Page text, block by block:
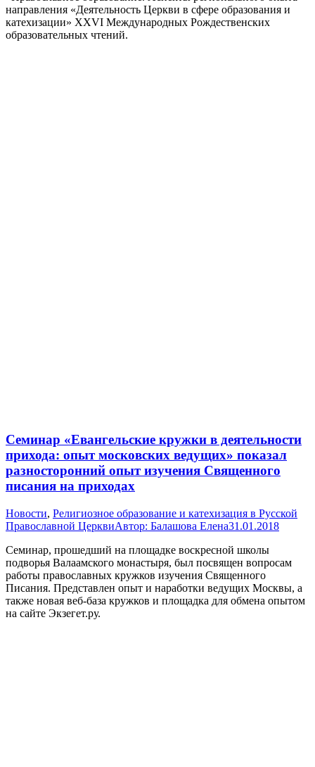
направления «Деятельность Церкви в сфере образования и
катехизации» XXVI Международных Рождественских
образовательных чтений.
Семинар «Евангельские кружки в деятельности
прихода: опыт московских ведущих» показал
разносторонний опыт изучения Священного
писания на приходах
Новости, Религиозное образование и катехизация в Русской
Православной ЦерквиАвтор: Балашова Елена31.01.2018
Семинар, прошедший на площадке воскресной школы
подворья Валаамского монастыря, был посвящен вопросам
работы православных кружков изучения Священного
Писания. Представлен опыт и наработки ведущих Москвы, а
также новая веб-база кружков и площадка для обмена опытом
на сайте Экзегет.ру.